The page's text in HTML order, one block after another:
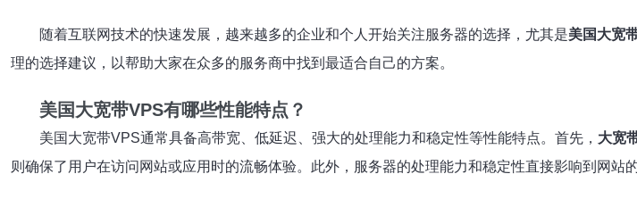
随着互联网技术的快速发展，越来越多的企业和个人开始关注服务器的选择，尤其是美国大宽
理的选择建议，以帮助大家在众多的服务商中找到最适合自己的方案。
美国大宽带VPS有哪些性能特点？
美国大宽带VPS通常具备高带宽、低延迟、强大的处理能力和稳定性等性能特点。首先， 大宽
则确保了用户在访问网站或应用时的流畅体验。此外，服务器的处理能力和稳定性直接影响到网站